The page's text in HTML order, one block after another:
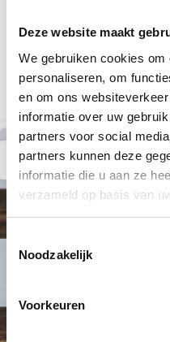
Deze website maakt
We gebruiken cookies
personaliseren, om
en om ons
informatie over uw
partners voor social
partners kunnen deze
informatie die u aan ze
verzameld op basis van
Toestemmingsselectie
Noodzakelijk
Voorkeuren
Een trede is het
waarop je stapt tijdens
een eenvoudig
04
AUG